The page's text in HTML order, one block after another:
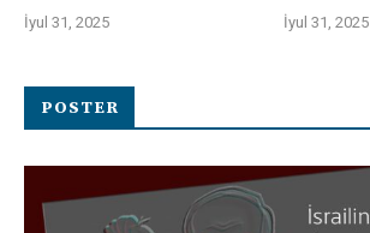
İyul 31, 2025 İyul 31, 2025
POSTER